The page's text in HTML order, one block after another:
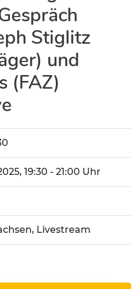
Stiglitz
und
(FAZ)
19:30 - 21:00 Uhr
Livestream